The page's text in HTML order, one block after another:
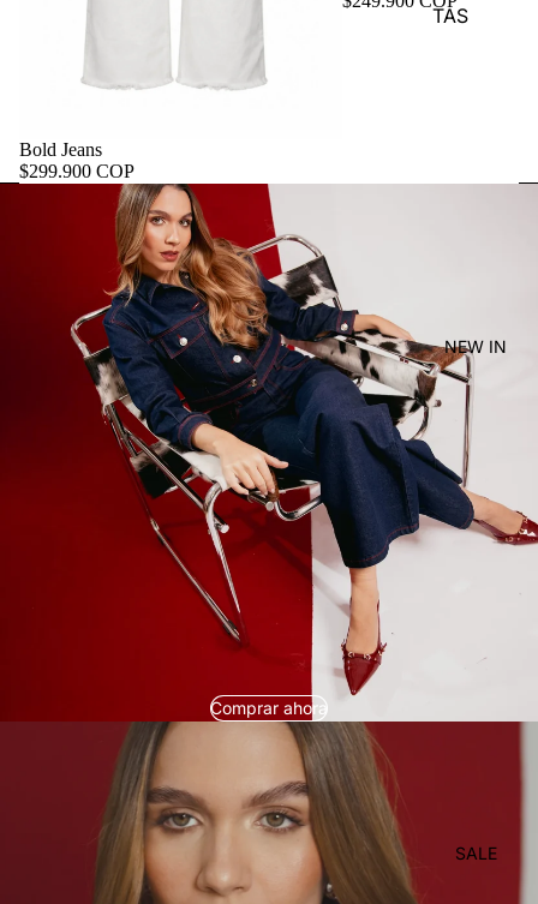
TAS
NEW IN
SALE
Bold Jeans
$299.900 COP
Comprar ahora